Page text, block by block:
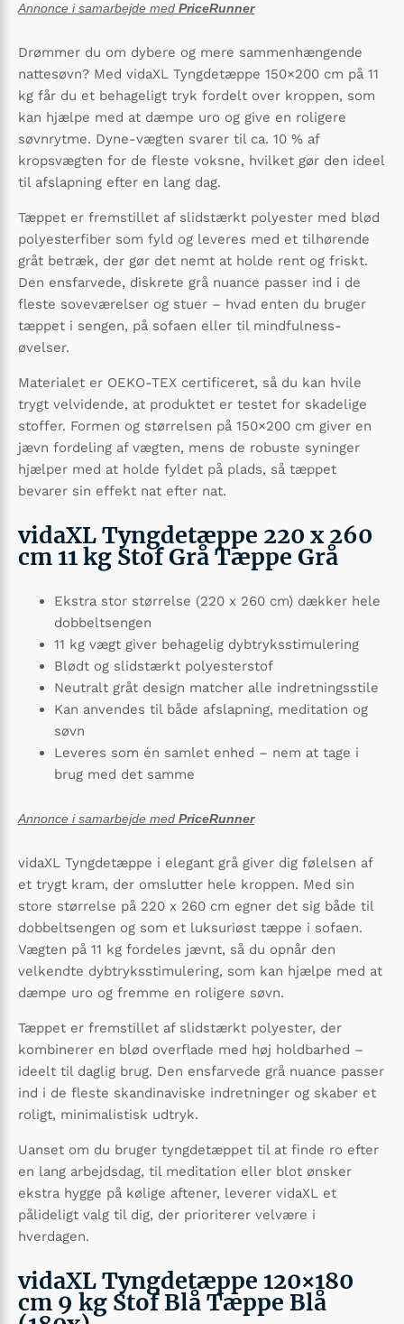
Annonce i samarbejde med PriceRunner
Drømmer du om dybere og mere sammenhængende
nattesøvn? Med vidaXL Tyngdetæppe 150×200 cm på 11
kg får du et behageligt tryk fordelt over kroppen, som
kan hjælpe med at dæmpe uro og give en roligere
søvnrytme. Dyne-vægten svarer til ca. 10 % af
kropsvægten for de fleste voksne, hvilket gør den ideel
til afslapning efter en lang dag.
Tæppet er fremstillet af slidstærkt polyester med blød
polyesterfiber som fyld og leveres med et tilhørende
gråt betræk, der gør det nemt at holde rent og friskt.
Den ensfarvede, diskrete grå nuance passer ind i de
fleste soveværelser og stuer – hvad enten du bruger
tæppet i sengen, på sofaen eller til mindfulness-
øvelser.
Materialet er OEKO-TEX certificeret, så du kan hvile
trygt velvidende, at produktet er testet for skadelige
stoffer. Formen og størrelsen på 150×200 cm giver en
jævn fordeling af vægten, mens de robuste syninger
hjælper med at holde fyldet på plads, så tæppet
bevarer sin effekt nat efter nat.
vidaXL Tyngdetæppe 220 x 260
cm 11 kg Stof Grå Tæppe Grå
Ekstra stor størrelse (220 x 260 cm) dækker hele
dobbeltsengen
11 kg vægt giver behagelig dybtryks­stimulering
Blødt og slidstærkt polyesterstof
Neutralt gråt design matcher alle indretningsstile
Kan anvendes til både afslapning, meditation og
søvn
Leveres som én samlet enhed – nem at tage i
brug med det samme
Annonce i samarbejde med PriceRunner
vidaXL Tyngdetæppe i elegant grå giver dig følelsen af
et trygt kram, der omslutter hele kroppen. Med sin
store størrelse på 220 x 260 cm egner det sig både til
dobbeltsengen og som et luksuriøst tæppe i sofaen.
Vægten på 11 kg fordeles jævnt, så du opnår den
velkendte dybtryks­stimulering, som kan hjælpe med at
dæmpe uro og fremme en roligere søvn.
Tæppet er fremstillet af slidstærkt polyester, der
kombinerer en blød overflade med høj holdbarhed –
ideelt til daglig brug. Den ensfarvede grå nuance passer
ind i de fleste skandinaviske indretninger og skaber et
roligt, minimalistisk udtryk.
Uanset om du bruger tyngdetæppet til at finde ro efter
en lang arbejdsdag, til meditation eller blot ønsker
ekstra hygge på kølige aftener, leverer vidaXL et
pålideligt valg til dig, der prioriterer velvære i
hverdagen.
vidaXL Tyngdetæppe 120×180
cm 9 kg Stof Blå Tæppe Blå